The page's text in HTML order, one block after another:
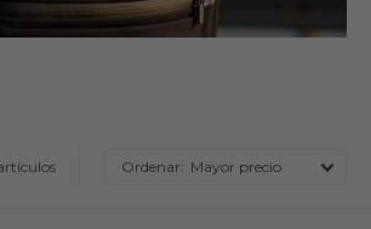
Mayor precio